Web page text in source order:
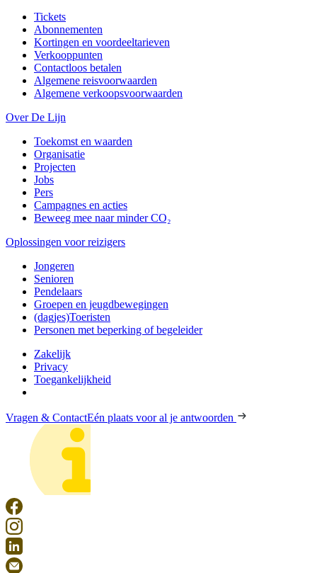
Tickets
Abonnementen
Kortingen en voordeeltarieven
Verkooppunten
Contactloos betalen
Algemene reisvoorwaarden
Algemene verkoopsvoorwaarden
Over De Lijn
Toekomst en waarden
Organisatie
Projecten
Jobs
Pers
Campagnes en acties
Beweeg mee naar minder CO₂
Oplossingen voor reizigers
Jongeren
Senioren
Pendelaars
Groepen en jeugdbewegingen
(dagjes)Toeristen
Personen met beperking of begeleider
Zakelijk
Privacy
Toegankelijkheid
Vragen & ContactEén plaats voor al je antwoorden